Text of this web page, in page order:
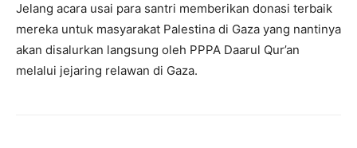
Jelang acara usai para santri memberikan donasi terbaik
mereka untuk masyarakat Palestina di Gaza yang nantinya
akan disalurkan langsung oleh PPPA Daarul Qur’an
melalui jejaring relawan di Gaza.